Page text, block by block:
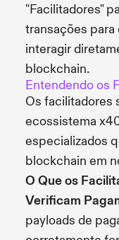
"Facilitadores"
transações
interagir
blockchain.
Entendendo os
Os facilitadores
ecossistema
especializados
blockchain em
O Que os
Verificam
payloads de